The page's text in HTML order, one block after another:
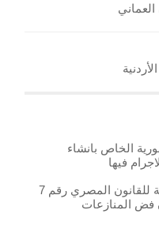
الخاص بانشاء
فيها
نصوص ومواد المذكرة الايضاحية للقانون المصري رقم 7